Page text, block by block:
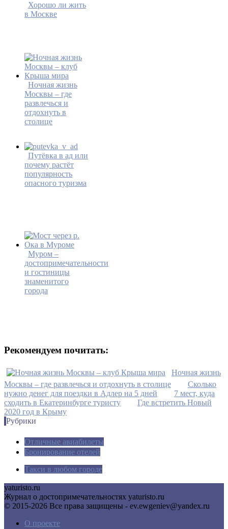
Хорошо ли жить
в Москве
Ночная жизнь
Москвы – где
развлечься и
отдохнуть в
столице
Путёвка в ад или
почему растёт
популярность
опасного туризма
Муром –
достопримечательности
и гостиницы
знаменитого
города
Рекомендуем почитать:
Ночная жизнь
Москвы – где развлечься и отдохнуть в столице
Сколько
нужно денег для поездки в Адлер на 5 дней
7 мест, куда
сходить в Екатеринбурге туристу
Где встретить Новый
2020 год в Крыму
Рубрики
Отличные авиабилеты
Бронирование отелей
Такси в любом городе
yaturisto.ru
Журнал о достопримечательностях yaturisto.ru
© 2015-2026 Все права защищены - ev.ewgeniev@yandex.ru
О проекте